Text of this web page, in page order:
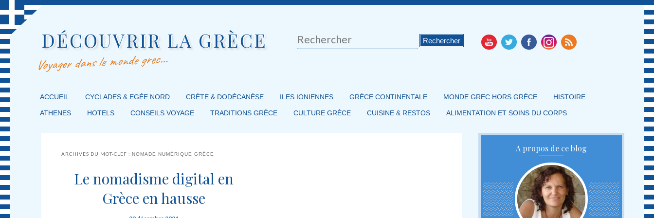
DÉCOUVRIR LA GRÈCE
Voyager dans le monde grec…
Rechercher
MENU PRINCIPAL
MASQUER LA NAVIGATION PRINCIPALE
MASQUER LA NAVIGATION SECONDAIRE
ACCUEIL CYCLADES & EGÉE NORD CRÈTE & DODÉCANÈSE ILES IONIENNES GRÈCE CONTINENTALE MONDE GREC HORS GRÈCE HISTOIRE
ATHENES HOTELS CONSEILS VOYAGE TRADITIONS GRÈCE CULTURE GRÈCE CUISINE & RESTOS ALIMENTATION ET SOINS DU CORPS
ARCHIVES DU MOT-CLEF :NOMADE NUMÉRIQUE GRÈCE
Le nomadisme digital en
Grèce en hausse
A propos de ce blog